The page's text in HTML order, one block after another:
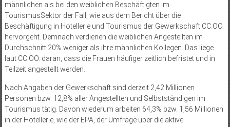
männlichen als bei den weiblichen Beschäftigten im
TourismusSektor der Fall, wie aus dem Bericht über die
Beschäftigung in Hotellerie und Tourismus der Gewerkschaft CC.OO.
hervorgeht. Demnach verdienen die weiblichen Angestellten im
Durchschnitt 20% weniger als ihre männlichen Kollegen. Das liege
laut CC.OO. daran, dass die Frauen häufiger zeitlich befristet und in
Teilzeit angestellt werden.
Nach Angaben der Gewerkschaft sind derzeit 2,42 Millionen
Personen bzw. 12,8% aller Angestellten und Selbstständigen im
Tourismus tätig. Davon wiederum arbeiten 64,3% bzw. 1,56 Millionen
in der Hotellerie, wie der EPA, der Umfrage über die aktive